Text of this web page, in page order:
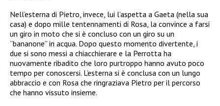
Nell’esterna di Pietro, invece, lui l’aspetta a Gaeta (nella sua
casa) e dopo mille tentennamenti di Rosa, la convince a farsi
un giro in moto che si è concluso con un giro su un
“bananone” in acqua. Dopo questo momento divertente, i
due si sono messi a chiacchierare e la Perrotta ha
nuovamente ribadito che loro purtroppo hanno avuto poco
tempo per conoscersi. L’esterna si è conclusa con un lungo
abbraccio e con Rosa che ringraziava Pietro per il percorso
che hanno vissuto insieme.